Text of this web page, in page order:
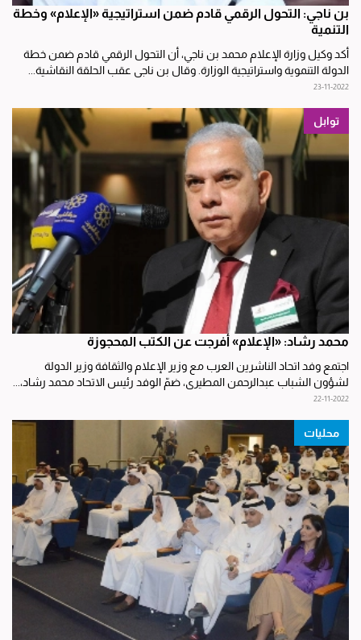
بن ناجي: التحول الرقمي قادم ضمن استراتيجية «الإعلام» وخطة
التنمية
أكد وكيل وزارة الإعلام محمد بن ناجي، أن التحول الرقمي قادم ضمن خطة
الدولة التنموية واستراتيجية الوزارة. وقال بن ناجي عقب الحلقة النقاشية...
23-11-2022
توابل
محمد رشاد: «الإعلام» أفرجت عن الكتب المحجوزة
اجتمع وفد اتحاد الناشرين العرب مع وزير الإعلام والثقافة وزير الدولة
لشؤون الشباب عبدالرحمن المطيري، ضمّ الوفد رئيس الاتحاد محمد رشاد،...
22-11-2022
محليات